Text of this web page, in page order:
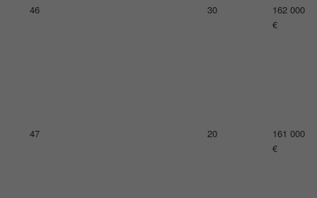
50 27
157 000
€
51 15
155 000
€